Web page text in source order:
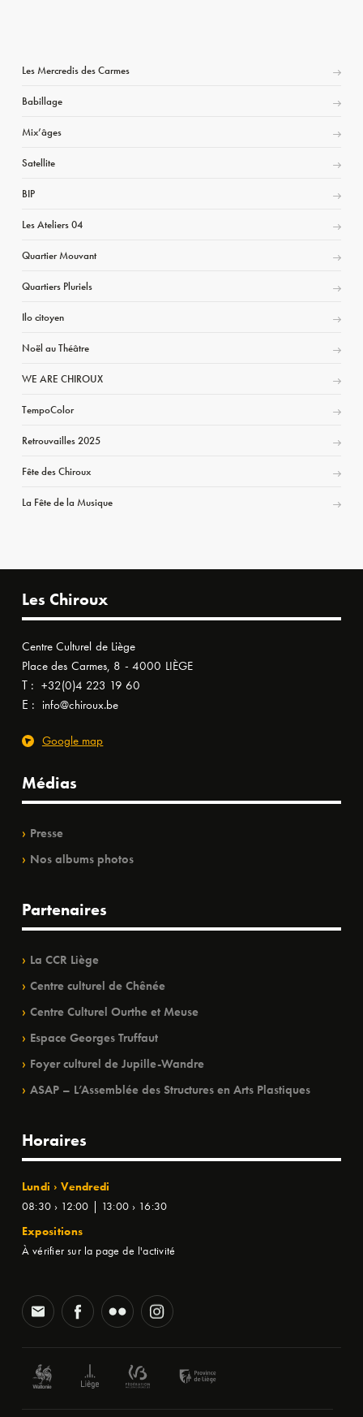
Les Mercredis des Carmes
Babillage
Mix’âges
Satellite
BIP
Les Ateliers 04
Quartier Mouvant
Quartiers Pluriels
Ilo citoyen
Noël au Théâtre
WE ARE CHIROUX
TempoColor
Retrouvailles 2025
Fête des Chiroux
La Fête de la Musique
Les Chiroux
Centre Culturel de Liège
Place des Carmes, 8 - 4000 LIÈGE
T : +32(0)4 223 19 60
E : info@chiroux.be
Google map
Médias
Presse
Nos albums photos
Partenaires
La CCR Liège
Centre culturel de Chênée
Centre Culturel Ourthe et Meuse
Espace Georges Truffaut
Foyer culturel de Jupille-Wandre
ASAP – L’Assemblée des Structures en Arts Plastiques
Horaires
Lundi › Vendredi
08:30 › 12:00 | 13:00 › 16:30
Expositions
À vérifier sur la page de l'activité